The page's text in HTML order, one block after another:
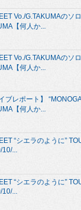
Vo./G.TAKUMAのソ
【何人か...
Vo./G.TAKUMAのソ
【何人か...
イブレポート】
【何人か...
“シエラのように”
10/...
“シエラのように”
10/...